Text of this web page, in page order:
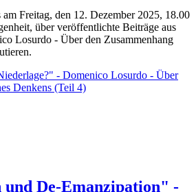
am Freitag, den 12. Dezember 2025, 18.00
über veröffentlichte Beiträge aus
Losurdo - Über den Zusammenhang
- Domenico Losurdo - Über
Denkens (Teil 4)
De-Emanzipation" -